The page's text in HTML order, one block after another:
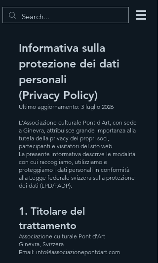
Informativa sulla
protezione dei dati
personali
(Privacy Policy)
Ultimo aggiornamento: 3 luglio 2026
L'Associazione culturale Pont d'Art, con sede
a Ginevra, attribuisce grande importanza alla
tutela della privacy dei propri soci,
partecipanti e visitatori del sito web.
La presente informativa descrive le modalità
con cui raccogliamo, utilizziamo e
proteggiamo i dati personali in conformità
alla Legge federale svizzera sulla protezione
dei dati (LPD/FADP).
1. Titolare del
trattamento
Associazione culturale Pont d'Art
Ginevra, Svizzera
Email: info@associazionepontdart.com